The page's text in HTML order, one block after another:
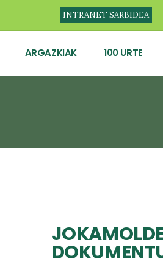
INTRANET SARBIDEA
ARGAZKIAK 100 URTE